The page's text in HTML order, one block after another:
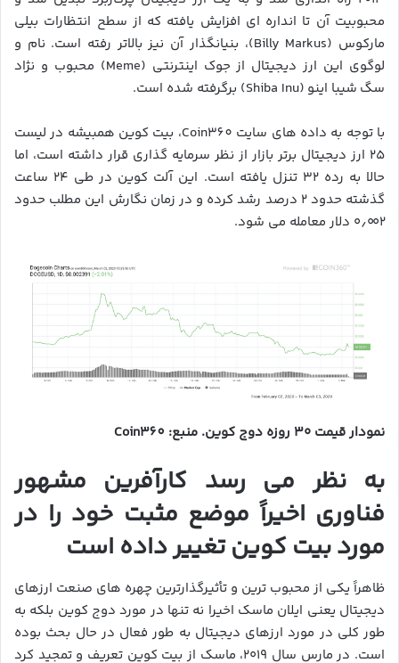
محبوبیت آن تا انداره ای افزایش یافته که از سطح انتظارات بیلی
مارکوس (Billy Markus)، بنیانگذار آن نیز بالاتر رفته است. نام و
لوگوی این ارز دیجیتال از جوک اینترنتی (Meme) محبوب و نژاد
سگ شیبا اینو (Shiba Inu) برگرفته شده است.
با توجه به داده های سایت Coin360، بیت کوین همبیشه در لیست
۲۵ ارز دیجیتال برتر بازار از نظر سرمایه گذاری قرار داشته است، اما
حالا به رده ۳۲ تنزل یافته است. این آلت کوین در طی ۲۴ ساعت
گذشته حدود ۲ درصد رشد کرده و در زمان نگارش این مطلب حدود
۰٫۰۰۲ دلار معامله می شود.
نمودار قیمت ۳۰ روزه دوج کوین. منبع: Coin360
به نظر می رسد کارآفرین مشهور
فناوری اخیراً موضع مثبت خود را در
مورد بیت کوین تغییر داده است
ظاهراً یکی از محبوب ترین و تأثیرگذارترین چهره های صنعت ارزهای
دیجیتال یعنی ایلان ماسک اخیرا نه تنها در مورد دوج کوین بلکه به
طور کلی در مورد ارزهای دیجیتال به طور فعال در حال بحث بوده
است. در مارس سال ۲۰۱۹، ماسک از بیت کوین تعریف و تمجید کرد